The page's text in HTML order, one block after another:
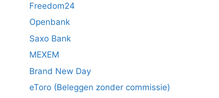
Freedom24
Openbank
Saxo Bank
MEXEM
Brand New Day
eToro (Beleggen zonder commissie)